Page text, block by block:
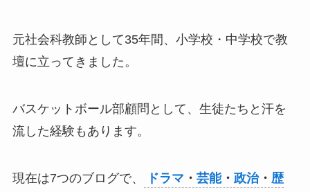
元社会科教師として35年間、小学校・中学校で教
壇に立ってきました。
バスケットボール部顧問として、生徒たちと汗を
流した経験もあります。
現在は7つのブログで、 ドラマ ・ 芸能・ 政治・ 歴